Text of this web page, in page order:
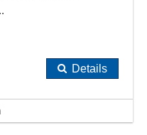
Details